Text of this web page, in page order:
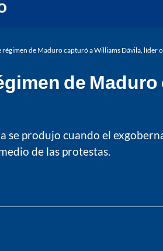
régimen de Maduro capturó a Williams Dávila, líder
de
se produjo cuando el
de las protestas.